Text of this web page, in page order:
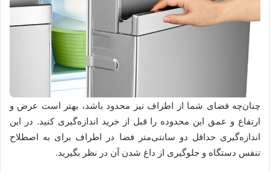
چنان‌چه فضای شما از اطراف نیز محدود باشد، بهتر است عرض و
ارتفاع و عمق این محدوده را قبل از خرید اندازه‌گیری کنید. در این
اندازه‌گیری حداقل دو سانتی‌متر فضا در اطراف برای به اصطلاح
تنفس دستگاه و جلوگیری از داغ شدن آن در نظر بگیرید.